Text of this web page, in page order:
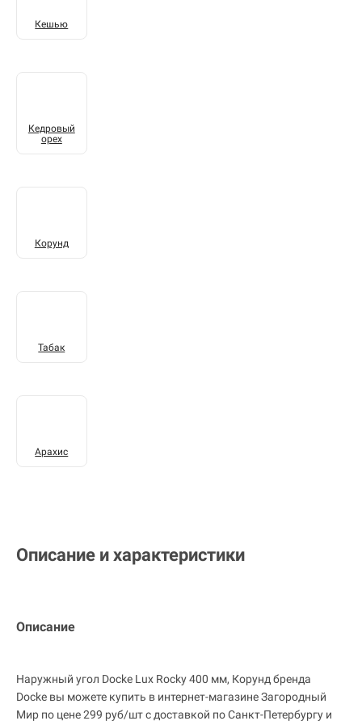
Кешью
Кедровый
орех
Корунд
Табак
Арахис
Описание и характеристики
Описание
Наружный угол Docke Lux Rocky 400 мм, Корунд бренда
Docke вы можете купить в интернет-магазине Загородный
Мир по цене 299 руб/шт с доставкой по Санкт-Петербургу и